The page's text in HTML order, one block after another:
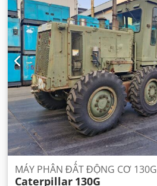
MÁY PHÂN ĐẤT ĐỘNG CƠ 130G
Caterpillar 130G